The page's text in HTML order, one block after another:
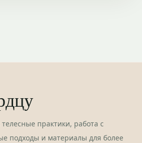
практики, работа с
подходы и материалы для более